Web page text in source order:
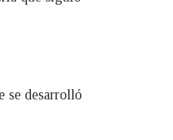
se desarrolló